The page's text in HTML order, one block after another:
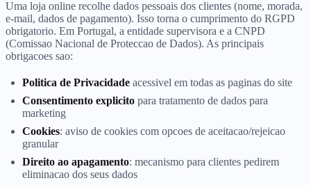
Uma loja online recolhe dados pessoais dos clientes (nome, morada,
e-mail, dados de pagamento). Isso torna o cumprimento do RGPD
obrigatorio. Em Portugal, a entidade supervisora e a CNPD
(Comissao Nacional de Proteccao de Dados). As principais
obrigacoes sao:
Politica de Privacidade acessivel em todas as paginas do site
Consentimento explicito para tratamento de dados para
marketing
Cookies: aviso de cookies com opcoes de aceitacao/rejeicao
granular
Direito ao apagamento: mecanismo para clientes pedirem
eliminacao dos seus dados